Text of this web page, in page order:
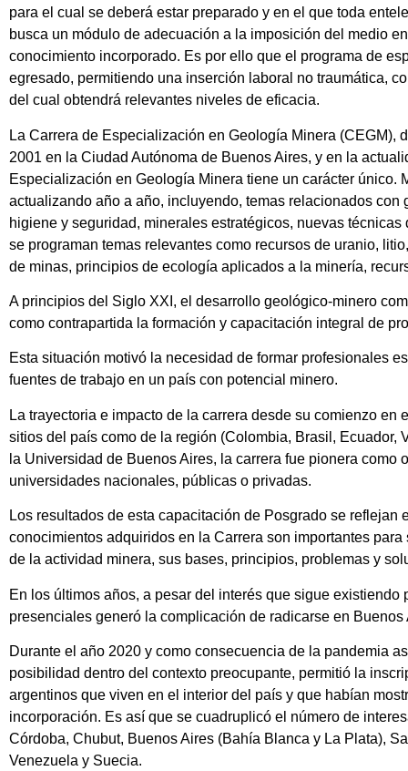
para el cual se deberá estar preparado y en el que toda
busca un módulo de adecuación a la imposición del medio
conocimiento incorporado. Es por ello que el programa de
egresado, permitiendo una inserción laboral no traumática,
del cual obtendrá relevantes niveles de eficacia.
La Carrera de Especialización en Geología Minera
2001 en la Ciudad Autónoma de Buenos Aires, y en la
Especialización en Geología Minera tiene un carácter
actualizando año a año, incluyendo, temas relacionados
higiene y seguridad, minerales estratégicos, nuevas
se programan temas relevantes como recursos de uranio,
de minas, principios de ecología aplicados a la minería,
A principios del Siglo XXI, el desarrollo geológico-minero
como contrapartida la formación y capacitación integral de
Esta situación motivó la necesidad de formar profesionales
fuentes de trabajo en un país con potencial minero.
La trayectoria e impacto de la carrera desde su comienzo
sitios del país como de la región (Colombia, Brasil, Ecuador,
la Universidad de Buenos Aires, la carrera fue pionera
universidades nacionales, públicas o privadas.
Los resultados de esta capacitación de Posgrado se
conocimientos adquiridos en la Carrera son importantes
de la actividad minera, sus bases, principios, problemas y
En los últimos años, a pesar del interés que sigue
presenciales generó la complicación de radicarse en
Durante el año 2020 y como consecuencia de la pandemia
posibilidad dentro del contexto preocupante, permitió la
argentinos que viven en el interior del país y que habían
incorporación. Es así que se cuadruplicó el número de
Córdoba, Chubut, Buenos Aires (Bahía Blanca y La Plata),
Venezuela y Suecia.